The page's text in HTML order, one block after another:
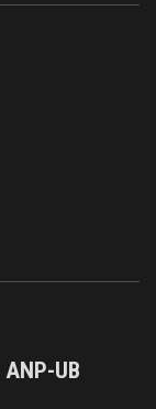
UB